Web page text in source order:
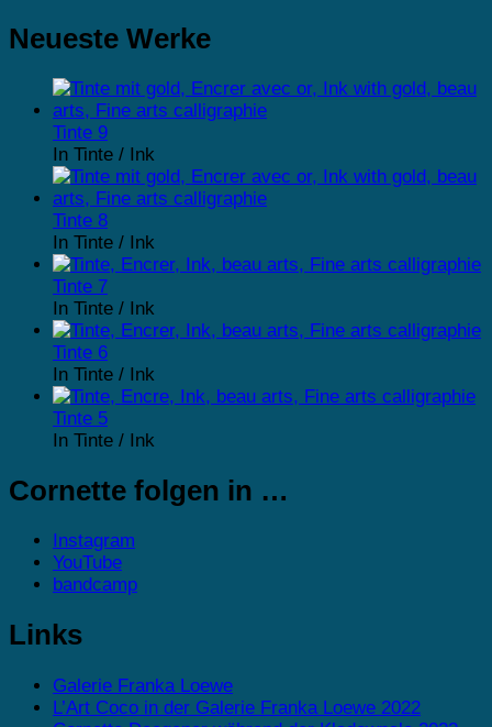
Neueste Werke
Tinte 9
In Tinte / Ink
Tinte 8
In Tinte / Ink
Tinte 7
In Tinte / Ink
Tinte 6
In Tinte / Ink
Tinte 5
In Tinte / Ink
Cornette folgen in …
Instagram
YouTube
bandcamp
Links
Galerie Franka Loewe
L’Art Coco in der Galerie Franka Loewe 2022